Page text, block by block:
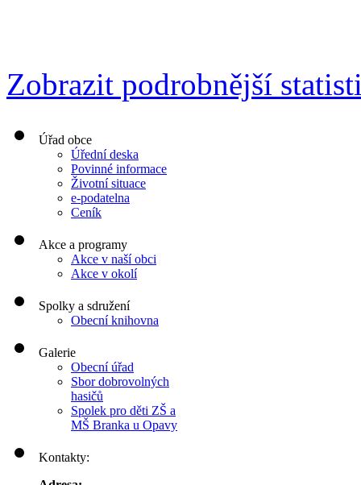
Zobrazit podrobnější
Úřad obce
Úřední deska
Povinné informace
Životní situace
e-podatelna
Ceník
Akce a programy
Akce v naší obci
Akce v okolí
Spolky a sdružení
Obecní knihovna
Galerie
Obecní úřad
Sbor dobrovolných
hasičů
Spolek pro děti ZŠ a
MŠ Branka u Opavy
Kontakty: